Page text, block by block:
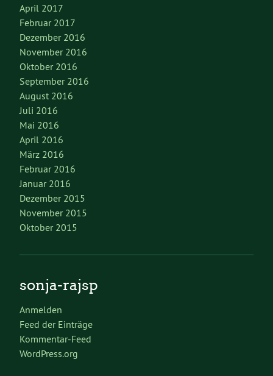
April 2017
Februar 2017
Dezember 2016
November 2016
Oktober 2016
September 2016
August 2016
Juli 2016
Mai 2016
April 2016
März 2016
Februar 2016
Januar 2016
Dezember 2015
November 2015
Oktober 2015
sonja-rajsp
Anmelden
Feed der Einträge
Kommentar-Feed
WordPress.org